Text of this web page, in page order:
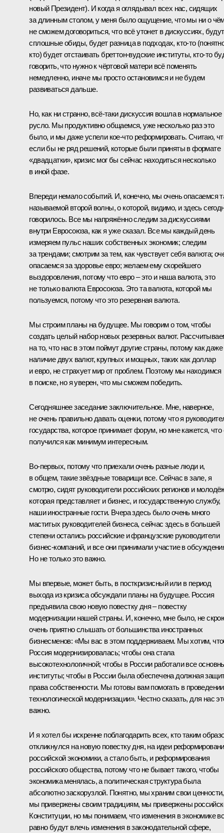
новый Президент). И когда я оглядывал всех нас, сидящих
за длинным столом, у меня было ощущение, что мы ни о
не сможем договориться, что всё утонет в дискуссиях, будут
сплошные обиды, будет разница в подходах, кто‑то
кто) будет отстаивать бреттон-вудские институты, кто‑то
говорить, что нужно к чёртовой матери всё поменять
немедленно, иначе мы просто остановимся и не будем
развиваться дальше.
Но, как ни странно, всё‑таки дискуссия вошла в нормальное
русло. Мы продуктивно общаемся, уже несколько раз это
было, и мы даже успели кое‑что реформировать. Считаю,
если бы не ряд решений, которые были приняты в формате
«двадцатки», кризис мог бы сейчас находиться несколько
в иной фазе.
Впереди немало событий. И, конечно, мы очень опасаемся
называемой второй волны, о которой, видимо, и здесь
говорилось. Все мы напряжённо следим за дискуссиями
внутри Евросоюза, как я уже сказал. Все мы каждый день
измеряем пульс наших собственных экономик; следим
за трендами; смотрим за тем, как чувствует себя валюта;
опасаемся за здоровье евро; желаем ему скорейшего
выздоровления, потому что евро – это и наша валюта, это
не только валюта Евросоюза. Это та валюта, которой мы
пользуемся, потому что это резервная валюта.
Мы строим планы на будущее. Мы говорим о том, чтобы
создать целый набор новых резервных валют.
на то, что нас в этом поймут другие страны, потому как даже
наличие двух валют, крупных и мощных, таких как доллар
и евро, не страхует мир от проблем. Поэтому мы находимся
в поиске, но я уверен, что мы сможем победить.
Сегодняшнее заседание заключительное. Мне, наверное,
не очень правильно давать оценки, потому что я
государства, которое принимает форум, но мне кажется, что
получился как минимум интересным.
Во‑первых, потому что приехали очень разные люди и,
в общем, такие звёздные товарищи все. Сейчас в зале, я
смотрю, сидят руководители российских регионов и
которая представляет и бизнес, и государственную службу,
наши иностранные гости. Вчера здесь было очень много
маститых руководителей бизнеса, сейчас здесь в большей
степени остались российские и французские руководители
бизнес-компаний, и все они принимали участие в
Но не только это важно.
Мы впервые, может быть, в посткризисный или в период
выхода из кризиса обсуждали планы на будущее. Россия
предъявила свою новую повестку дня – повестку
модернизации нашей страны. И, конечно, мне было, не
очень приятно слышать от большинства иностранных
бизнесменов: «Мы вас в этом поддерживаем. Мы хотим,
Россия модернизировалась; чтобы она стала
высокотехнологичной; чтобы в России работали все
институты; чтобы в России была обеспечена должная
права собственности. Мы готовы вам помогать в проведении
технологической модернизации». Честно сказать, для нас
важно.
И я хотел бы искренне поблагодарить всех, кто таким
откликнулся на новую повестку дня, на идеи
российской экономики, а стало быть, и реформирования
российского общества, потому что не бывает такого, чтобы
экономика менялась, а политическая структура была
абсолютно заскорузлой. Понятно, мы храним свои ценности,
мы привержены своим традициям, мы привержены
Конституции, но мы понимаем, что изменения в экономике
равно будут влечь изменения в законодательной сфере,